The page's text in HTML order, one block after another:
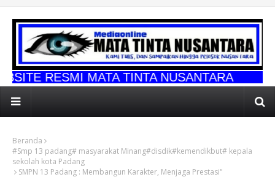
MATA TINTA NUSANTARA
Beranda
#Smp 13 padang# masyarakat Minang#disdik#kemendikbut# kepala
sekolah kota Padang
SMPN 13 Padang : Membangun Karakter, Menjaga Prestasi"